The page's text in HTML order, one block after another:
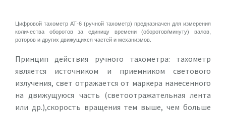
Цифровой тахометр АТ-6 (ручной тахометр) предназначен для измерения
количества оборотов за единицу времени (оборотов/минуту) валов,
роторов и других движущихся частей и механизмов.
Принцип действия ручного тахометра: тахометр
является источником и приемником светового
излучения, свет отражается от маркера нанесенного
на движущуюся часть (светоотражательная лента
или др.),скорость вращения тем выше, чем больше